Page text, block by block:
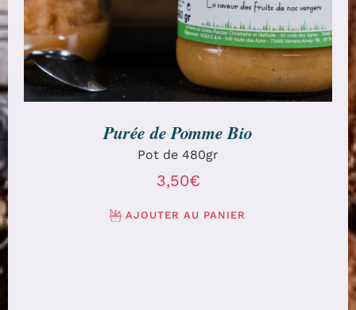
Purée de Pomme Bio
Pot de 480gr
3,50€
AJOUTER AU PANIER